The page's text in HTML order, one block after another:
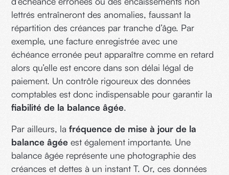
lettrés entraîneront des anomalies, faussant la
répartition des créances par tranche d’âge. Par
exemple, une facture enregistrée avec une
échéance erronée peut apparaître comme en retard
alors qu’elle est encore dans son délai légal de
paiement. Un contrôle rigoureux des données
comptables est donc indispensable pour garantir la
fiabilité de la balance âgée.
Par ailleurs, lafréquence de mise à jour de la
balance âgée est également importante. Une
balance âgée représente une photographie des
créances et dettes à un instant T. Or, ces données